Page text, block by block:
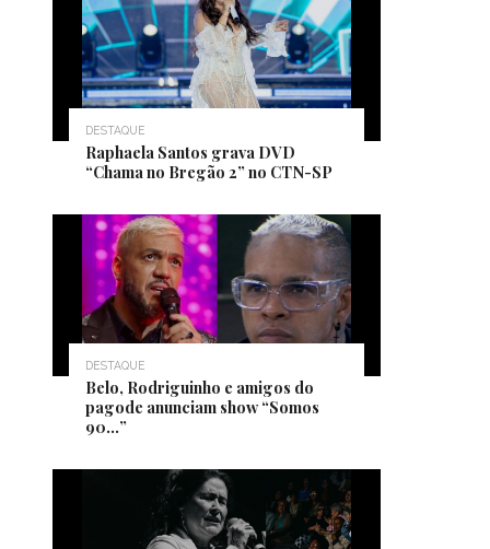
DESTAQUE
Raphaela Santos grava DVD
“Chama no Bregão 2” no CTN-SP
DESTAQUE
Belo, Rodriguinho e amigos do
pagode anunciam show “Somos
90…”